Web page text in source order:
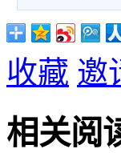
收藏 邀
相关阅